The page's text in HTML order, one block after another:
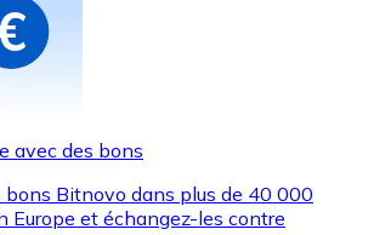
avec des bons
bons Bitnovo dans plus de 40 000
Europe et échangez-les contre